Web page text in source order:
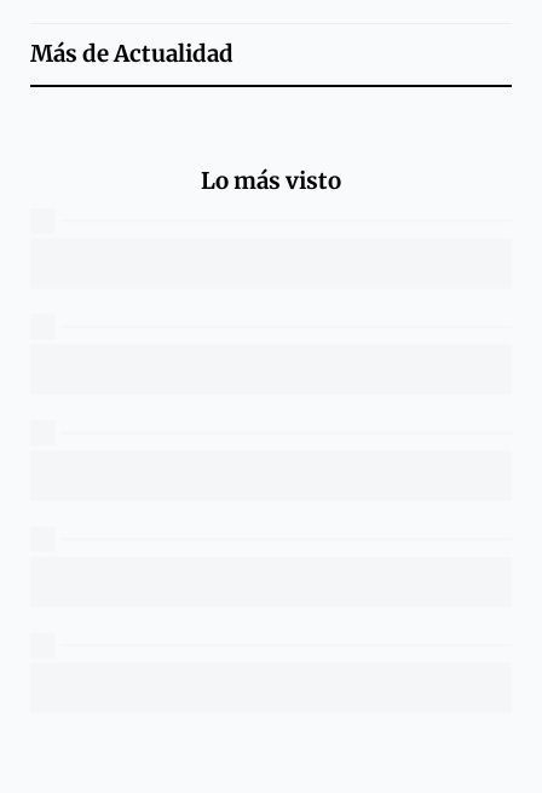
Más deActualidad
Lo más visto